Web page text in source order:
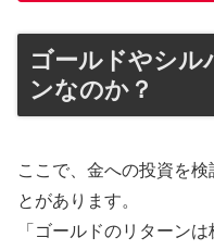
ゴールドやシル
ンなのか？
ここで、金への投資を
とがあります。
「ゴールドのリターン